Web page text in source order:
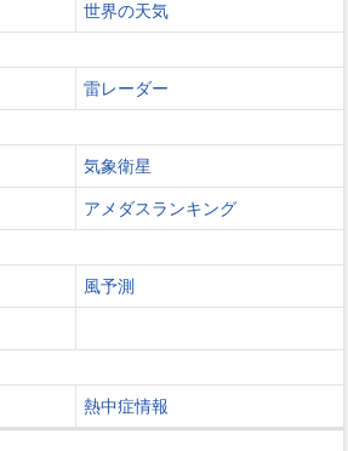
世界の天気
雷レーダー
気象衛星
アメダスランキング
風予測
熱中症情報